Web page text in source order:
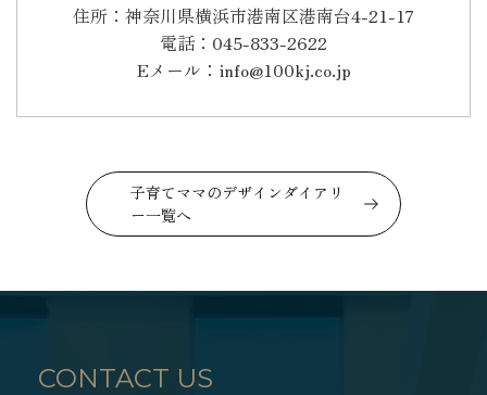
住所：神奈川県横浜市港南区港南台4-21-17
電話：045-833-2622
Eメール：info@100kj.co.jp
子育てママのデザインダイアリ
ー一覧へ
CONTACT US